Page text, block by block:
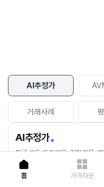
AI추정가
거래사례
AI추정가
전국 모든 토지건물, 집합건물,
세요.
홈 가격자문